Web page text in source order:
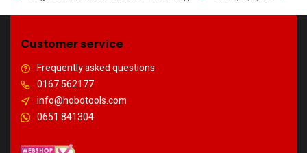
Customer service
Frequently asked questions
0167 562177
info@hobotools.com
0651 841304